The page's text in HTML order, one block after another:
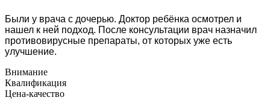
Были у врача с дочерью. Доктор ребёнка осмотрел и
нашел к ней подход. После консультации врач назначил
противовирусные препараты, от которых уже есть
улучшение.
Внимание
Квалификация
Цена-качество